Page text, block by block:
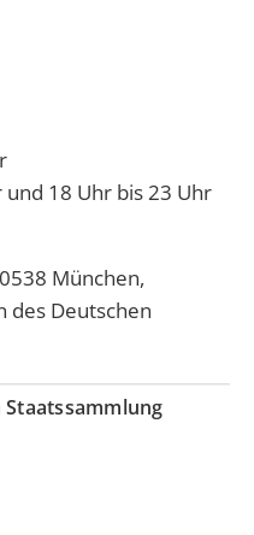
und 18 Uhr bis 23 Uhr
München,
des Deutschen